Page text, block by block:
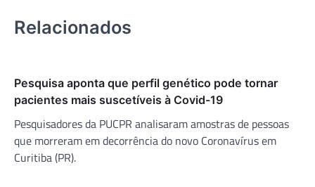
Relacionados
Pesquisa aponta que perfil genético pode tornar
pacientes mais suscetíveis à Covid-19
Pesquisadores da PUCPR analisaram amostras de pessoas
que morreram em decorrência do novo Coronavírus em
Curitiba (PR).